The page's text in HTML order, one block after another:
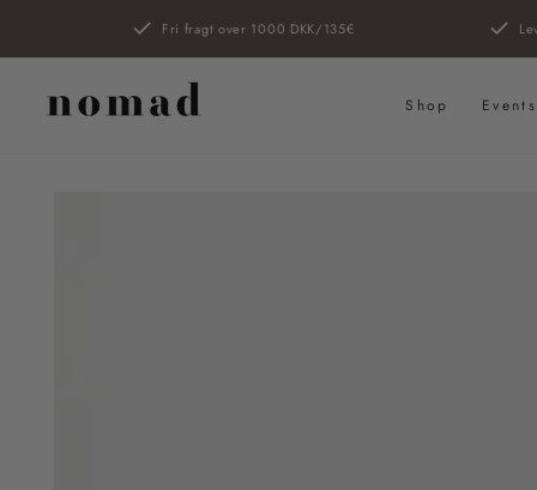
Fri fragt over 1000 DKK/135€
Shop Events